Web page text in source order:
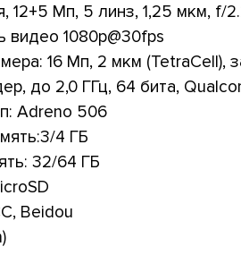
12+5 Мп, 5 линз, 1,25 мкм, f/
видео 1080p@30fps
16 Мп, 2 мкм (TetraCell),
до 2,0 ГГц, 64 бита,
Adreno 506
4 ГБ
32/64 ГБ
Beidou